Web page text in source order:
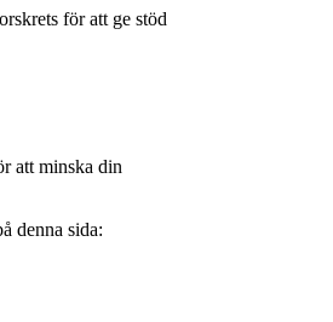
för att ge stöd
att minska din
denna sida: